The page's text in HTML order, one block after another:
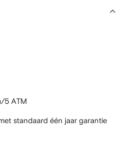
5 ATM
standaard één jaar garantie